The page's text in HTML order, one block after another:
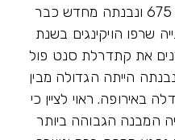
הקדוש, כנסיה זו נשרפה בשנת 675 ונבנתה מחדש כבר
שרפו הויקינגים בשנת
הנורמנים את קתדרלת סנט פול
הייתה הגדולה מבין
באירופה. ראוי לציין כי
המבנה הגבוהה ביותר